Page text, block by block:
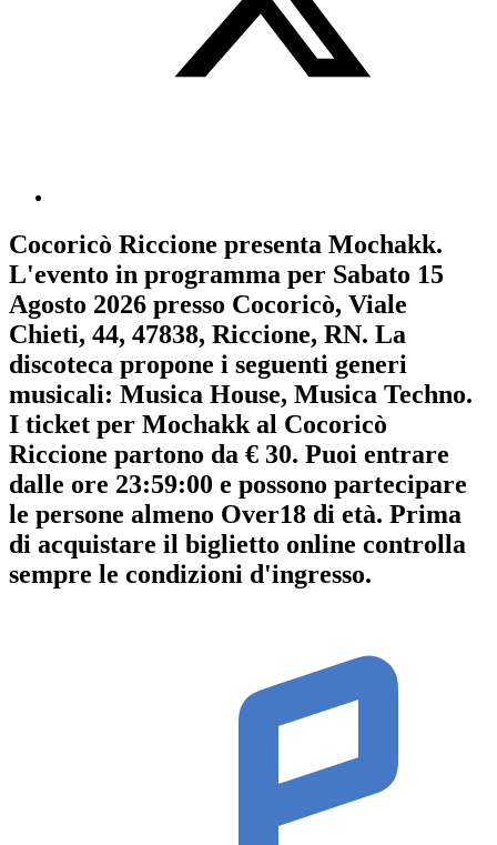
Cocoricò Riccione presenta Mochakk.
L'evento in programma per Sabato 15
Agosto 2026 presso Cocoricò, Viale
Chieti, 44, 47838, Riccione, RN. La
discoteca propone i seguenti generi
musicali: Musica House, Musica Techno.
I ticket per Mochakk al Cocoricò
Riccione partono da € 30. Puoi entrare
dalle ore 23:59:00 e possono partecipare
le persone almeno Over18 di età. Prima
di acquistare il biglietto online controlla
sempre le condizioni d'ingresso.